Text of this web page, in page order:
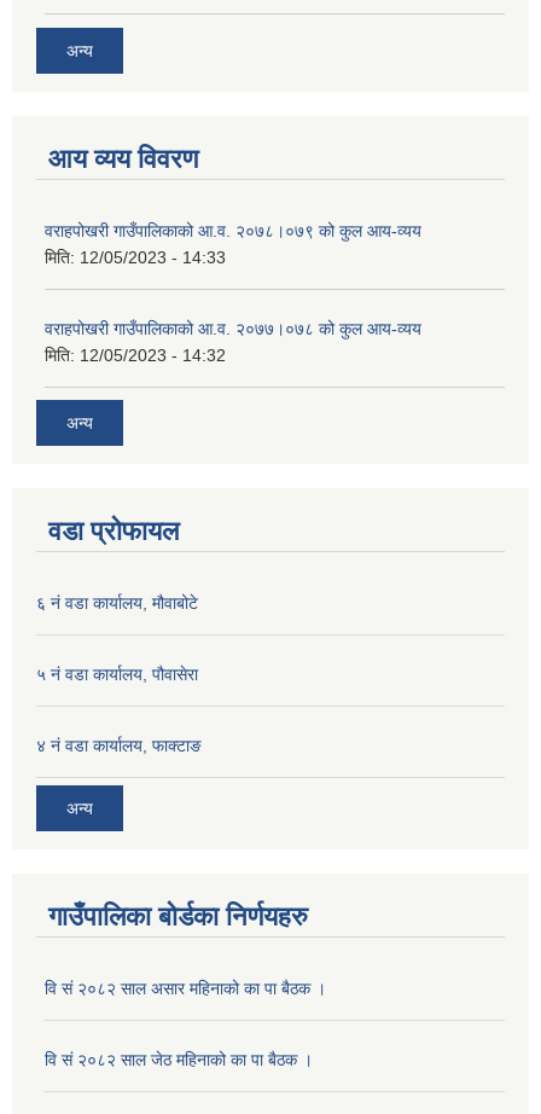
अन्य
आय व्यय विवरण
वराहपोखरी गाउँपालिकाको आ.व. २०७८।०७९ को कुल आय-व्यय
मिति: 12/05/2023 - 14:33
वराहपोखरी गाउँपालिकाको आ.व. २०७७।०७८ को कुल आय-व्यय
मिति: 12/05/2023 - 14:32
अन्य
वडा प्रोफायल
६ नं वडा कार्यालय, मौवाबोटे
५ नं वडा कार्यालय, पौवासेरा
४ नं वडा कार्यालय, फाक्टाङ
अन्य
गाउँपालिका बोर्डका निर्णयहरु
वि सं २०८२ साल असार महिनाको का पा बैठक ।
वि सं २०८२ साल जेठ महिनाको का पा बैठक ।